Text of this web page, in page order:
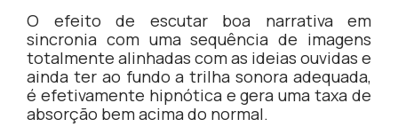
O efeito de escutar boa narrativa em
sincronia com uma sequência de imagens
totalmente alinhadas com as ideias ouvidas e
ainda ter ao fundo a trilha sonora adequada,
é efetivamente hipnótica e gera uma taxa de
absorção bem acima do normal.